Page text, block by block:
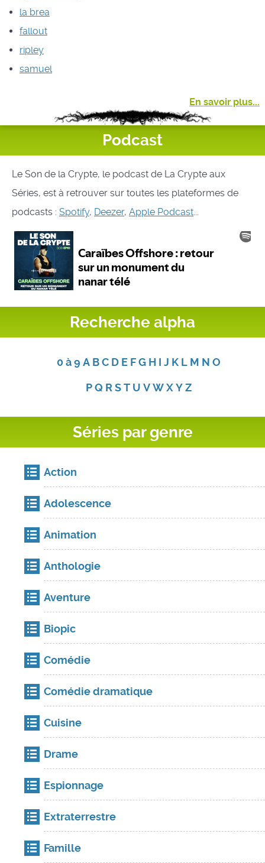
la brea
fallout
ripley
samuel
En savoir plus...
Podcast
Le Son de la Crypte, le podcast de La Crypte aux
Séries, est à retrouver sur toutes les plateformes de
podcasts : Spotify, Deezer, Apple Podcast...
Recherche alpha
0 à 9 A B C D E F G H I J K L M N O
P Q R S T U V W X Y Z
Séries par genre
Action
Adolescence
Animation
Anthologie
Aventure
Biopic
Comédie
Comédie dramatique
Cuisine
Drame
Espionnage
Extraterrestre
Famille